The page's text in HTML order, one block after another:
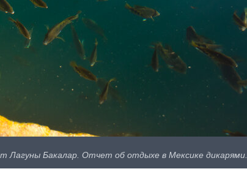
Лагуны Бакалар. Отчет об отдыхе в Мексике дикарями.